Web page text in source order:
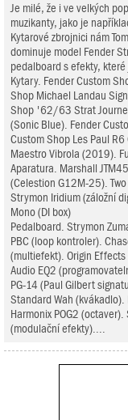
Je milé, že i ve velkých
muzikanty, jako je
Kytarové zbrojnici nám
dominuje model Fender
pedalboard s efekty,
Kytary. Fender Custom
Shop Michael Landau
Shop '62/63 Strat
(Sonic Blue). Fender
Custom Shop Les Paul
Maestro Vibrola (2019).
Aparatura. Marshall
(Celestion G12M-25).
Strymon Iridium (záložní
Mono (DI box)
Pedalboard. Strymon
PBC (loop kontroler).
(multiefekt). Origin
Audio EQ2
PG-14 (Paul Gilbert
Standard Wah (kvákadlo).
Harmonix POG2
(modulační efekty)....